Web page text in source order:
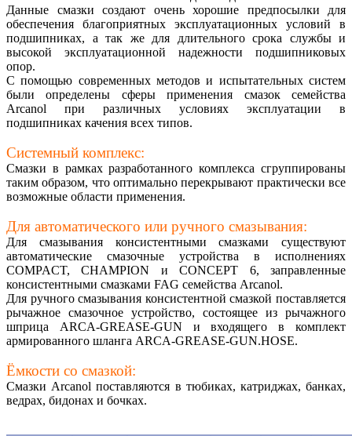
Данные смазки создают очень хорошие предпосылки для
обеспечения благоприятных эксплуатационных условий в
подшипниках, а так же для длительного срока службы и
высокой эксплуатационной надежности подшипниковых
опор.
С помощью современных методов и испытательных систем
были определены сферы применения смазок семейства
Arcanol при различных условиях эксплуатации в
подшипниках качения всех типов.
Системный комплекс:
Смазки в рамках разработанного комплекса сгруппированы
таким образом, что оптимально перекрывают практически все
возможные области применения.
Для автоматического или ручного смазывания:
Для смазывания консистентными смазками существуют
автоматические смазочные устройства в исполнениях
COMPACT, CHAMPION и CONCEPT 6, заправленные
консистентными смазками FAG семейства Arcanol.
Для ручного смазывания консистентной смазкой поставляется
рычажное смазочное устройство, состоящее из рычажного
шприца ARCA-GREASE-GUN и входящего в комплект
армированного шланга ARCA-GREASE-GUN.HOSE.
Ёмкости со смазкой:
Смазки Arcanol поставляются в тюбиках, катриджах, банках,
ведрах, бидонах и бочках.